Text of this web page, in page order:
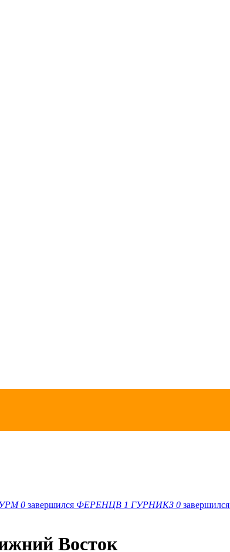
0 завершился ФЕРЕНЦВ 1 ГУРНИКЗ 0 завершился
Восток